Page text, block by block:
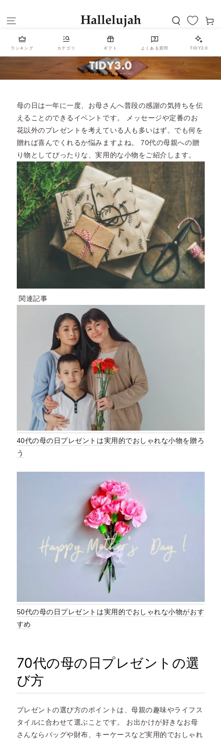
ー
母の日は一年に一度、お母さんへ普段の感謝の気持ちを伝
えることのできるイベントです。 メッセージや定番のお
花以外のプレゼントを考えている人も多いはず。でも何を
贈れば喜んでくれるか悩みますよね。 70代の母親への贈
り物としてぴったりな、実用的な小物をご紹介します。
関連記事
40代の母の日プレゼントは実用的でおしゃれな小物を贈ろ
う
50代の母の日プレゼントは実用的でおしゃれな小物がおす
すめ
70代の母の日プレゼントの選
び方
プレゼントの選び方のポイントは、母親の趣味やライフス
タイルに合わせて選ぶことです。 お出かけが好きなお母
さんならバッグや財布、キーケースなど実用的でおしゃれ
ランキング カテゴリ ギフト よくある質問 TIDY2.0